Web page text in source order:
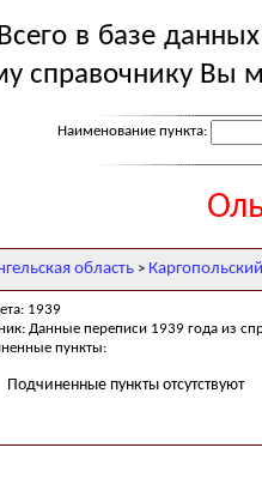
Всего в базе
справочнику Вы
Наименование пункта:
область >
1939
Данные переписи 1939 года из
пункты:
Подчиненные пункты отсутствуют